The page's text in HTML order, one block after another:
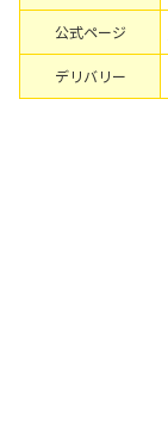
公式ページ
デリバリー